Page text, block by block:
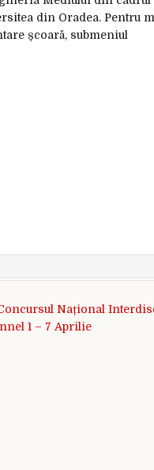
din Oradea. Pentru
școară, submeniul
Național
1 – 7 Aprilie